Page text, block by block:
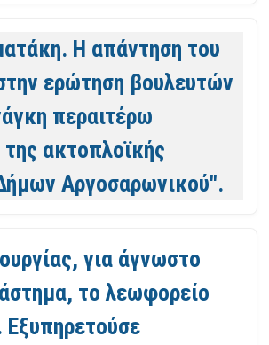
Η απάντηση του
ερώτηση βουλευτών
περαιτέρω
ακτοπλοϊκής
Αργοσαρωνικού".
για άγνωστο
το λεωφορείο